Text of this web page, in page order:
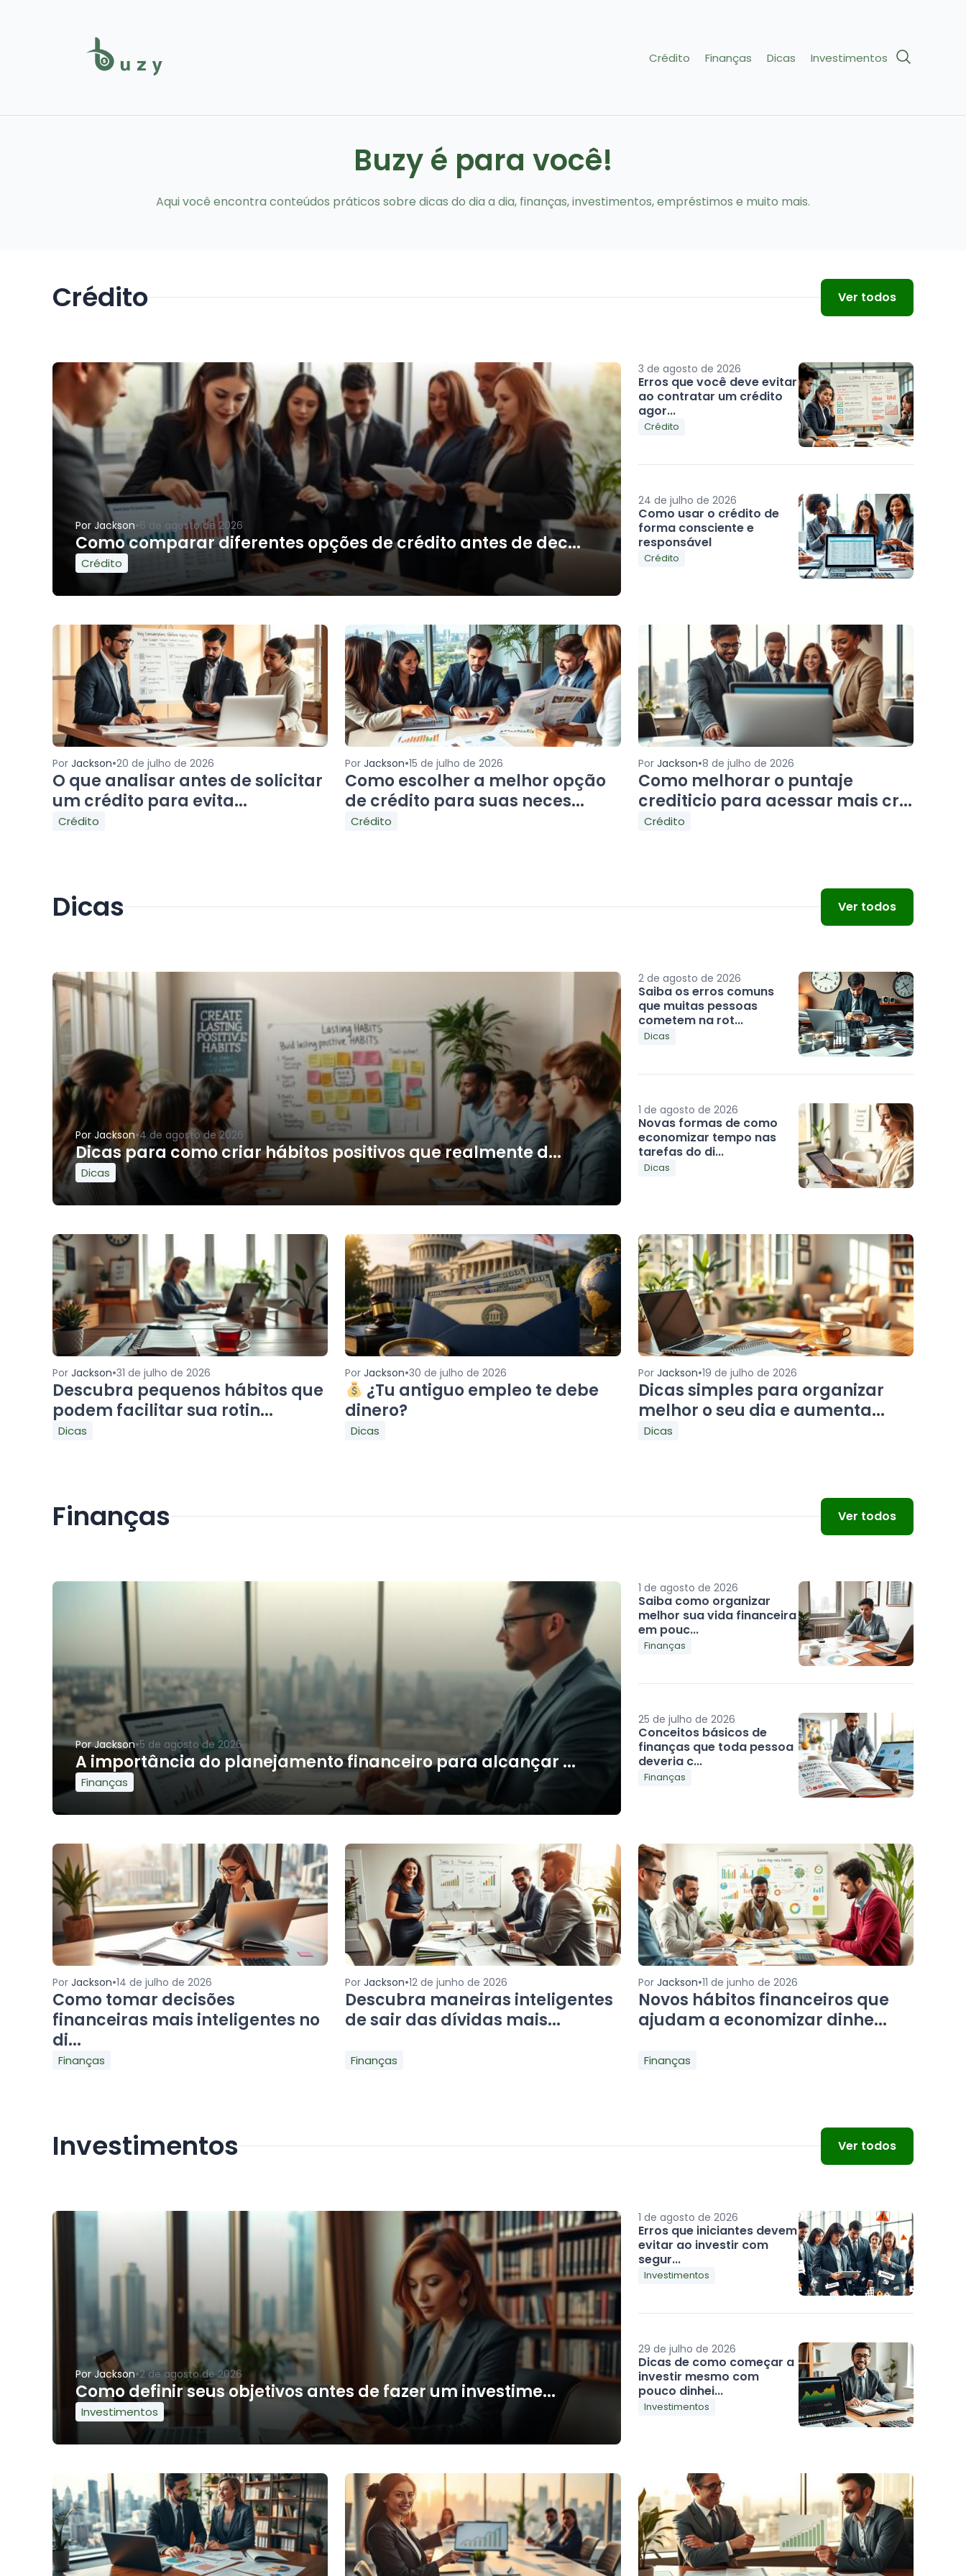
Crédito Finanças Dicas Investimentos
Buzy é para você!
Aqui você encontra conteúdos práticos sobre dicas do dia a dia, finanças, investimentos, empréstimos e muito mais.
Crédito Ver todos
Por Jackson•6 de agosto de 2026
Como comparar diferentes opções de crédito antes de dec...
Crédito
3 de agosto de 2026
Erros que você deve evitar
ao contratar um crédito
agor...
Crédito
24 de julho de 2026
Como usar o crédito de
forma consciente e
responsável
Crédito
Por Jackson•20 de julho de 2026
O que analisar antes de solicitar
um crédito para evita...
Crédito
PorJackson•15 de julho de 2026
Como escolher a melhor opção
de crédito para suas neces...
Crédito
Por Jackson•8 de julho de 2026
Como melhorar o puntaje
crediticio para acessar mais cr...
Crédito
Dicas Ver todos
Por Jackson•4 de agosto de 2026
Dicas para como criar hábitos positivos que realmente d...
Dicas
2 de agosto de 2026
Saiba os erros comuns
que muitas pessoas
cometem na rot...
Dicas
1 de agosto de 2026
Novas formas de como
economizar tempo nas
tarefas do di...
Dicas
Por Jackson•31 de julho de 2026
Descubra pequenos hábitos que
podem facilitar sua rotin...
Dicas
PorJackson•30 de julho de 2026
¿Tu antiguo empleo te debe
dinero?
Dicas
Por Jackson•19 de julho de 2026
Dicas simples para organizar
melhor o seu dia e aumenta...
Dicas
Finanças Ver todos
PorJackson•5 de agosto de 2026
A importância do planejamento financeiro para alcançar ...
Finanças
1 de agosto de 2026
Saiba como organizar
melhor sua vida financeira
em pouc...
Finanças
25 de julho de 2026
Conceitos básicos de
finanças que toda pessoa
deveria c...
Finanças
Por Jackson•14 de julho de 2026
Como tomar decisões
financeiras mais inteligentes no
di...
Finanças
PorJackson•12 de junho de 2026
Descubra maneiras inteligentes
de sair das dívidas mais...
Finanças
Por Jackson•11 de junho de 2026
Novos hábitos financeiros que
ajudam a economizar dinhe...
Finanças
Investimentos Ver todos
PorJackson•2 de agosto de 2026
Como definir seus objetivos antes de fazer um investime...
Investimentos
1 de agosto de 2026
Erros que iniciantes devem
evitar ao investir com
segur...
Investimentos
29 de julho de 2026
Dicas de como começar a
investir mesmo com
pouco dinhei...
Investimentos